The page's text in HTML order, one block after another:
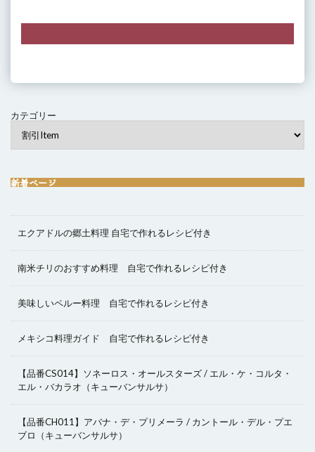
カテゴリー
新着ページ
エクアドルの郷土料理 自宅で作れるレシピ付き
南米チリのおすすめ料理 自宅で作れるレシピ付き
美味しいペルー料理 自宅で作れるレシピ付き
メキシコ料理ガイド 自宅で作れるレシピ付き
【品番CS014】ソネーロス・オールスターズ / エル・ケ・コルタ・
エル・バカラオ（キューバンサルサ）
【品番CH011】アバナ・デ・プリメーラ / カントール・デル・プエ
ブロ（キューバンサルサ）